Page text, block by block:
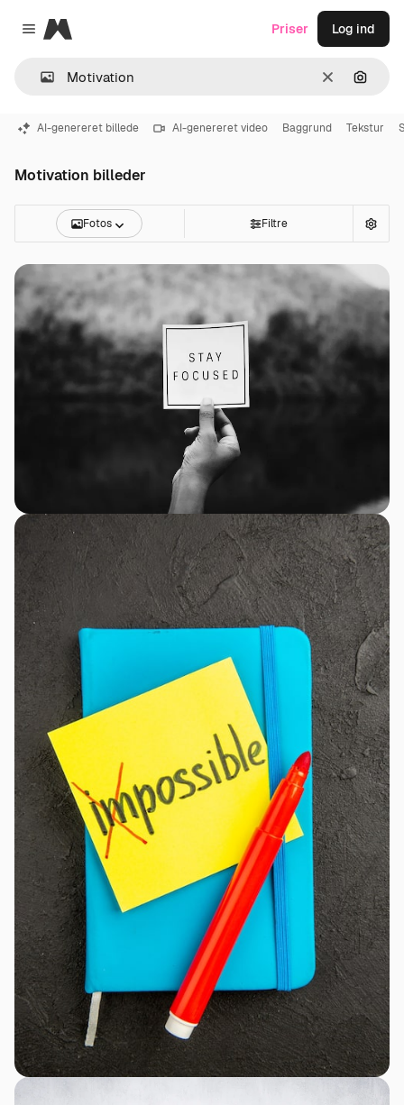
Close menu
Magnific
Klar Søg
Priser Log ind
AI-genereret billede AI-genereret video Baggrund Tekstur
Motivation billeder
Fotos Filtre